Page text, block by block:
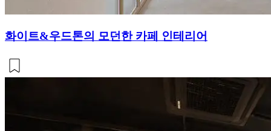
화이트&우드톤의 모던한 카페 인테리어